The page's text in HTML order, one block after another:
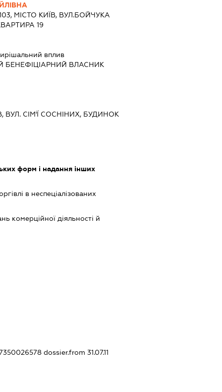
МІСТО КИЇВ, ВУЛ.БОЙЧУКА
19
вплив
БЕНЕФІЦІАРНИЙ ВЛАСНИК
ВУЛ. СІМ'Ї СОСНІНИХ, БУДИНОК
форм і надання інших
в неспеціалізованих
комерційної діяльності й
dossier.from 31.07.11